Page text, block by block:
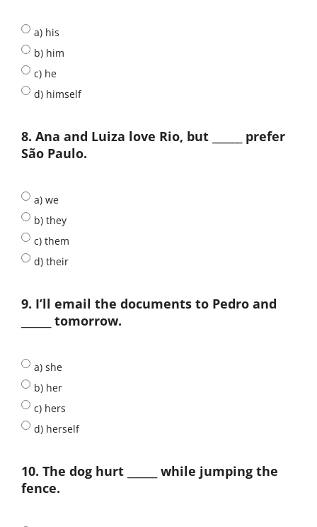
a) his
b) him
c) he
d) himself
8. Ana and Luiza love Rio, but ______ prefer
São Paulo.
a) we
b) they
c) them
d) their
9. I’ll email the documents to Pedro and
______ tomorrow.
a) she
b) her
c) hers
d) herself
10. The dog hurt ______ while jumping the
fence.